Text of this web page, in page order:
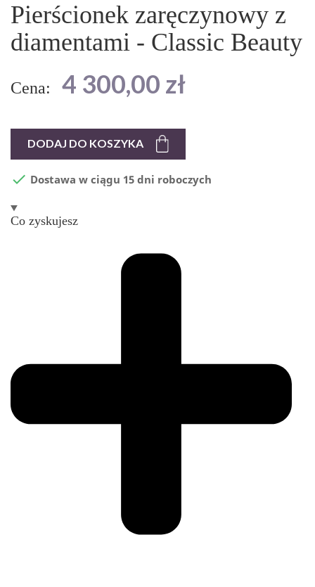
Pierścionek zaręczynowy z
diamentami - Classic Beauty
Cena: 4 300,00 zł
DODAJ DO KOSZYKA
 Dostawa w ciągu 15 dni roboczych
Co zyskujesz